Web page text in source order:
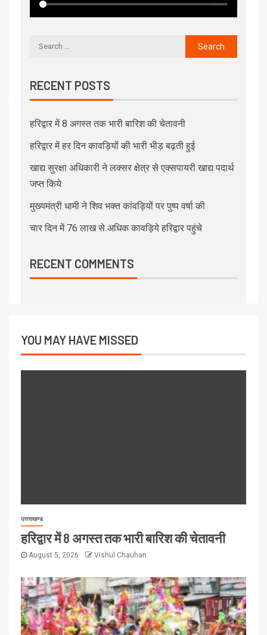
RECENT POSTS
हरिद्वार में 8 अगस्त तक भारी बारिश की चेतावनी
हरिद्वार में हर दिन कावड़ियों की भारी भीड़ बढ़ती हुई
खाद्य सुरक्षा अधिकारी ने लक्सर क्षेत्र से एक्सपायरी खाद्य पदार्थ
जप्त किये
मुख्यमंत्री धामी ने शिव भक्त कांवड़ियों पर पुष्प वर्षा की
चार दिन में 76 लाख से अधिक कावड़िये हरिद्वार पहुंचे
RECENT COMMENTS
YOU MAY HAVE MISSED
उत्तराखण्ड
हरिद्वार में 8 अगस्त तक भारी बारिश की चेतावनी
August 5, 2026 Vishul Chauhan